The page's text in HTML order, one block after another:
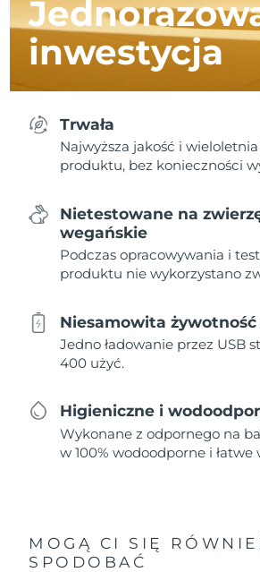
inwestycja
Trwała
Najwyższa jakość i wieloletnia
produktu, bez konieczności
Nietestowane na
wegańskie
Podczas opracowywania i
produktu nie wykorzystano
Niesamowita
Jedno ładowanie przez USB
400 użyć.
Higieniczne i
Wykonane z odpornego na
w 100% wodoodporne i łatwe
MOGĄ CI SIĘ
SPODOBAĆ